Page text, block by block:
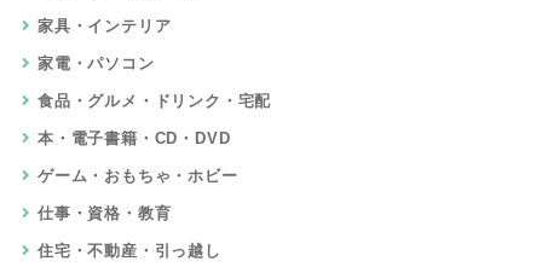
家具・インテリア
家電・パソコン
食品・グルメ・ドリンク・宅配
本・電子書籍・CD・DVD
ゲーム・おもちゃ・ホビー
仕事・資格・教育
住宅・不動産・引っ越し